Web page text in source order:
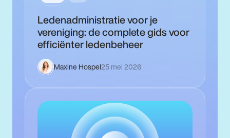
Ledenadministratie voor je
vereniging: de complete gids voor
efficiënter ledenbeheer
Maxine Hospel25 mei 2026